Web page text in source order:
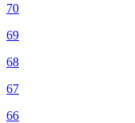
70
69
68
67
66